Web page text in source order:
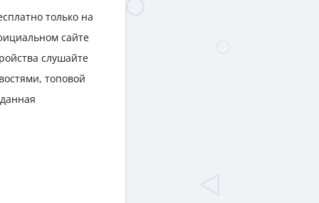
только на
сайте
слушайте
топовой